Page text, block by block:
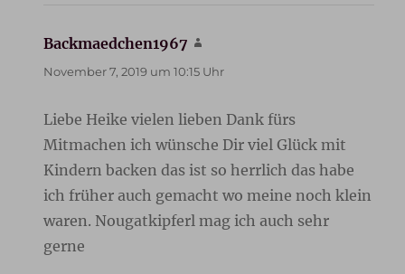
Backmaedchen1967
November 7, 2019 um 10:15 Uhr
Liebe Heike vielen lieben Dank fürs
Mitmachen ich wünsche Dir viel Glück mit
Kindern backen das ist so herrlich das habe
ich früher auch gemacht wo meine noch klein
waren. Nougatkipferl mag ich auch sehr
gerne